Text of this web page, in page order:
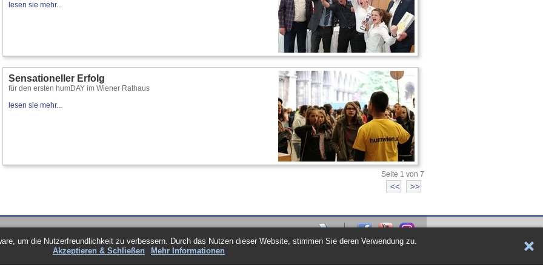
um die Nutzerfreundlichkeit zu verbessern. Durch das Nutzen dieser Website, stimmen Sie deren Verwendung zu.
Akzeptieren & Schließen
Mehr Informationen
lesen sie mehr...
Sensationeller Erfolg
für den ersten humDAY im Wiener Rathaus
lesen sie mehr...
Seite 1 von 7
DATENSCHUTZERKLÄRUNG
NEWSLETTER